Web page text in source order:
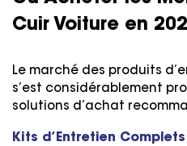
Cuir Voiture en
Le marché des produits
s’est considérablement
solutions d’achat
Kits d’Entretien Complets